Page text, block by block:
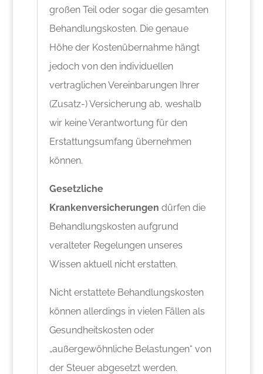
großen Teil oder sogar die gesamten
Behandlungskosten. Die genaue
Höhe der Kostenübernahme hängt
jedoch von den individuellen
vertraglichen Vereinbarungen Ihrer
(Zusatz-) Versicherung ab, weshalb
wir keine Verantwortung für den
Erstattungsumfang übernehmen
können.
Gesetzliche
Krankenversicherungen dürfen die
Behandlungskosten aufgrund
veralteter Regelungen unseres
Wissen aktuell nicht erstatten.
Nicht erstattete Behandlungskosten
können allerdings in vielen Fällen als
Gesundheitskosten oder
„außergewöhnliche Belastungen“ von
der Steuer abgesetzt werden.